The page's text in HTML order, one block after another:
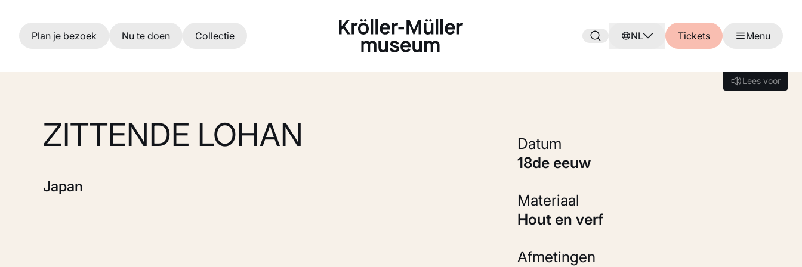
Ga naar hoofdinhoud
Plan je bezoek Nu te doen Collectie NL Tickets Menu
Lees voor
Lees voor
ZITTENDE LOHAN
Japan
Datum
18de eeuw
Materiaal
Hout en verf
Afmetingen